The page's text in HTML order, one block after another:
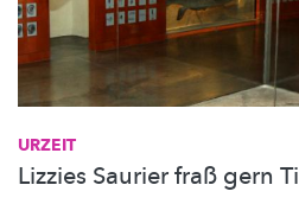
URZEIT
Lizzies Saurier fraß gern